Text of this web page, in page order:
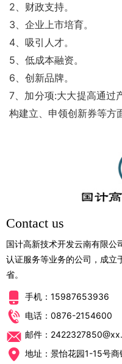
2、财政支持。
3、企业上市培育。
4、吸引人才。
5、低成本融资。
6、创新品牌。
7、加分项:大大提高通过
构建立、申领创新券等方
Contact us
国计高新技术开发云南有限公
认证服务等业务的公司，成
省。
手机：15987653936
电话：0876-2154600
邮件：
地址：景怡花园1-15号